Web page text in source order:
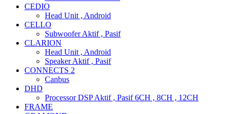
CEDIO
Head Unit , Android
CELLO
Subwoofer Aktif , Pasif
CLARION
Head Unit , Android
Speaker Aktif , Pasif
CONNECTS 2
Canbus
DHD
Processor DSP Aktif , Pasif 6CH , 8CH , 12CH
FRAME